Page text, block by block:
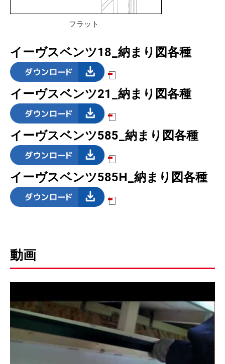
フラット
イーヴスベンツ18_納まり図各種
イーヴスベンツ21_納まり図各種
イーヴスベンツ585_納まり図各種
イーヴスベンツ585H_納まり図各種
動画